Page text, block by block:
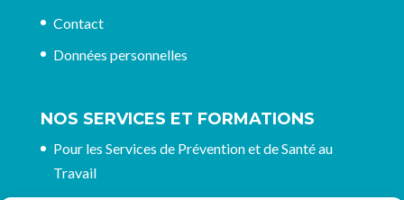
Contact
Données personnelles
NOS SERVICES ET FORMATIONS
Pour les Services de Prévention et de Santé au
Travail